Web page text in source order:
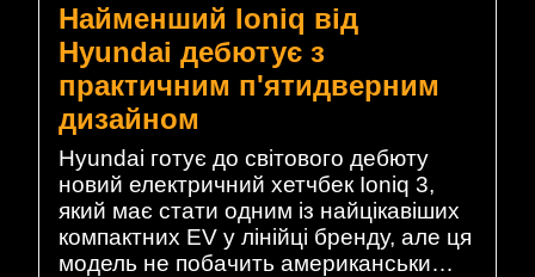
Найменший Ioniq від
Hyundai дебютує з
практичним п'ятидверним
дизайном
Hyundai готує до світового дебюту
новий електричний хетчбек Ioniq 3,
який має стати одним із найцікавіших
компактних EV у лінійці бренду, але ця
модель не побачить американськи…